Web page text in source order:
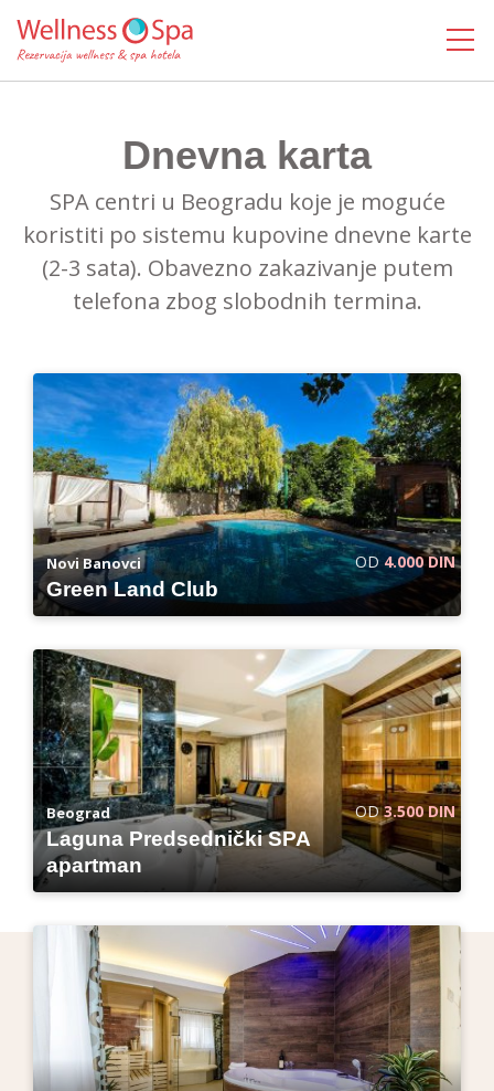
Dnevna karta
SPA centri u Beogradu koje je moguće
koristiti po sistemu kupovine dnevne karte
(2-3 sata). Obavezno zakazivanje putem
telefona zbog slobodnih termina.
Novi Banovci
Green Land Club
OD 4.000 DIN
Beograd
Laguna Predsednički SPA
apartman
OD3.500 DIN